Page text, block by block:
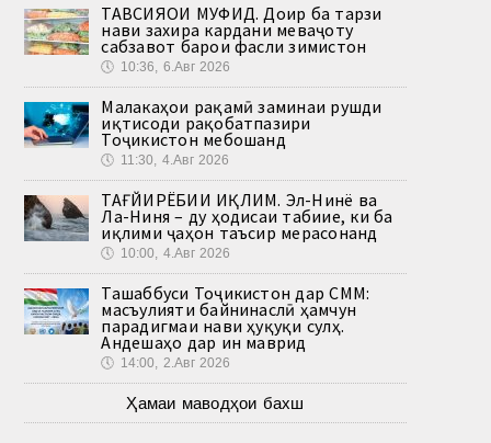
ТАВСИЯҲОИ МУФИД. Доир ба тарзи
нави захира кардани меваҷоту
сабзавот барои фасли зимистон
🕔 10:36, 6.Авг 2026
Малакаҳои рақамӣ заминаи рушди
иқтисоди рақобатпазири
Тоҷикистон мебошанд
🕔 11:30, 4.Авг 2026
ТАҒЙИРЁБИИ ИҚЛИМ. Эл-Нинё ва
Ла-Ниня – ду ҳодисаи табиие, ки ба
иқлими ҷаҳон таъсир мерасонанд
🕔 10:00, 4.Авг 2026
Ташаббуси Тоҷикистон дар СММ:
масъулияти байнинаслӣ ҳамчун
парадигмаи нави ҳуқуқи сулҳ.
Андешаҳо дар ин маврид
🕔 14:00, 2.Авг 2026
Ҳамаи маводҳои бахш